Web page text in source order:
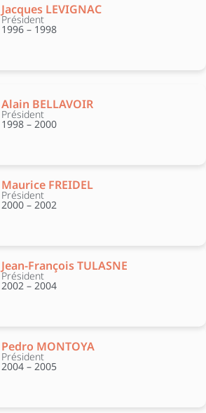
Jacques LEVIGNAC
Président
1996 – 1998
Alain BELLAVOIR
Président
1998 – 2000
Maurice FREIDEL
Président
2000 – 2002
Jean-François TULASNE
Président
2002 – 2004
Pedro MONTOYA
Président
2004 – 2005